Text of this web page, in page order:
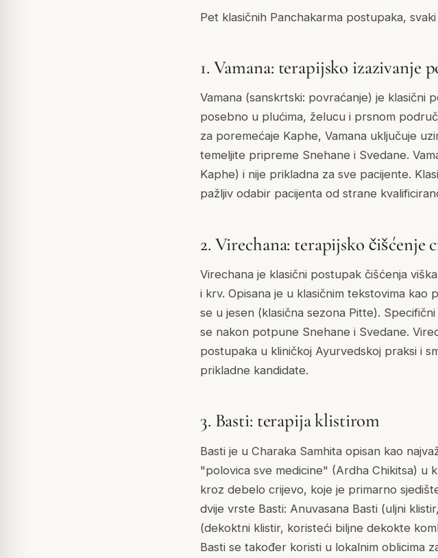
Pet klasičnih Panchakarma postupaka,
1. Vamana: terapijsko izazivanje
Vamana (sanskrtski: povraćanje) je klasični
posebno u plućima, želucu i prsnom
za poremećaje Kaphe, Vamana uključuje
temeljite pripreme Snehane i Svedane.
Kaphe) i nije prikladna za sve pacijente.
pažljiv odabir pacijenta od strane
2. Virechana: terapijsko čišćenje
Virechana je klasični postupak čišćenja
i krv. Opisana je u klasičnim tekstovima
se u jesen (klasična sezona Pitte).
se nakon potpune Snehane i Svedane.
postupaka u kliničkoj Ayurvedskoj praksi i
prikladne kandidate.
3. Basti: terapija klistirom
Basti je u Charaka Samhita opisan kao
"polovica sve medicine" (Ardha Chikitsa) u
kroz debelo crijevo, koje je primarno
dvije vrste Basti: Anuvasana Basti (uljni
(dekoktni klistir, koristeći biljne dekokte
Basti se također koristi u lokalnim oblicima